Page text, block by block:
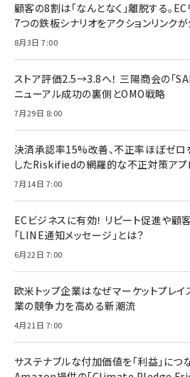
顧客の8割は「なんとなく」離脱する。
7つの鉄板シナリオをアクションリンク
8月3日 7:00
ストア評価2.5→3.8へ！ 三陽商会の「
ニューアル成功の裏側とOMO戦略
7月29日 8:00
決済承認率15%改善、不正率ほぼゼロ
したRiskifiedの網羅的な不正対策アプ
7月14日 7:00
ECビジネスに有効！ リピート促進や顧
「LINE通知メッセージ」とは？
6月22日 7:00
欧米トップ企業はなぜマーケットプレ
業の競争力を高める新潮流
4月21日 7:00
サステナブルな付加価値を「利益」につ